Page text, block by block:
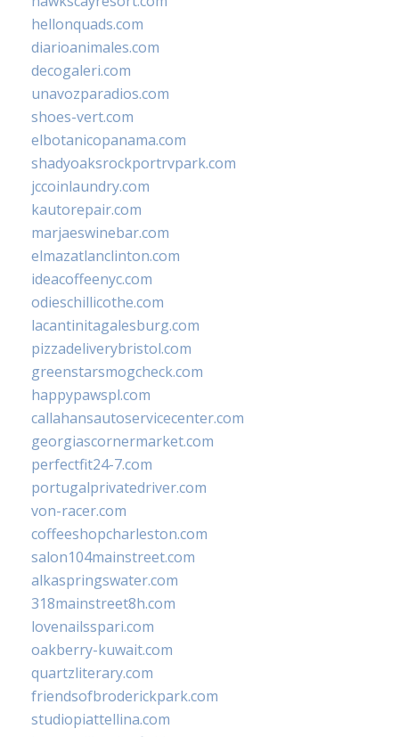
hellonquads.com
diarioanimales.com
decogaleri.com
unavozparadios.com
shoes-vert.com
elbotanicopanama.com
shadyoaksrockportrvpark.com
jccoinlaundry.com
kautorepair.com
marjaeswinebar.com
elmazatlanclinton.com
ideacoffeenyc.com
odieschillicothe.com
lacantinitagalesburg.com
pizzadeliverybristol.com
greenstarsmogcheck.com
happypawspl.com
callahansautoservicecenter.com
georgiascornermarket.com
perfectfit24-7.com
portugalprivatedriver.com
von-racer.com
coffeeshopcharleston.com
salon104mainstreet.com
alkaspringswater.com
318mainstreet8h.com
lovenailsspari.com
oakberry-kuwait.com
quartzliterary.com
friendsofbroderickpark.com
studiopiattellina.com